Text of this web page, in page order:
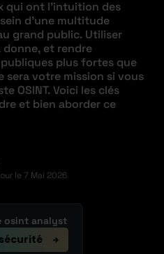
qui ont l’intuition des
d’une multitude
grand public. Utiliser
donne, et rendre
plus fortes que
votre mission si vous
OSINT. Voici les clés
et bien aborder ce
le 7 Mai 2026
osint analyst